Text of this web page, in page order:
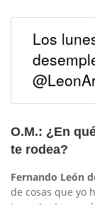
Los
O.M.: ¿En
te rodea?
Fernando León
de cosas que yo